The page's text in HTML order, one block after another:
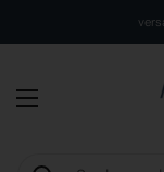
Menü öffnen